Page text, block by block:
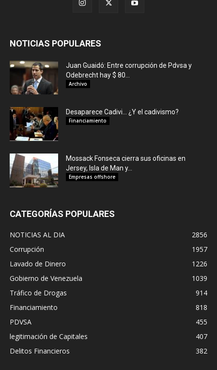
NOTICIAS POPULARES
Juan Guaidó: Entre corrupción de Pdvsa y
Odebrecht hay $ 80...
Archivo
Desaparece Cadivi… ¿Y el cadivismo?
Financiamiento
Mossack Fonseca cierra sus oficinas en
Jersey, Isla de Man y...
Empresas offshore
CATEGORÍAS POPULARES
NOTICIAS AL DIA
2856
Corrupción
1957
Lavado de Dinero
1226
Gobierno de Venezuela
1039
Tráfico de Drogas
914
Financiamiento
818
PDVSA
455
legitimación de Capitales
407
Delitos Financieros
382